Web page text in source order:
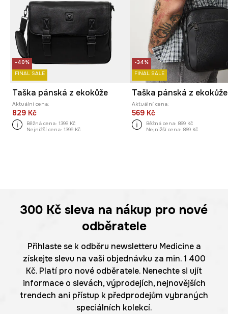
-40%
FINAL SALE
Taška pánská z ekokůže
Aktuální cena:
829 Kč
Běžná cena: 1399 Kč
Nejnižší cena: 1399 Kč
-34%
FINAL SALE
Taška pánská z ekokůže
Aktuální cena:
569 Kč
Běžná cena: 869 Kč
Nejnižší cena: 869 Kč
300 Kč sleva na nákup pro nové
odběratele
Přihlaste se k odběru newsletteru Medicine a
získejte slevu na vaši objednávku za min. 1 400
Kč. Platí pro nové odběratele. Nenechte si ujít
informace o slevách, výprodejích, nejnovějších
trendech ani přístup k předprodejům vybraných
speciálních kolekcí.